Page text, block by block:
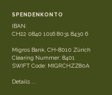
SPENDENKONTO
IBAN:
CH22 0840 1016 8031 8430 6
Migros Bank, CH-8010 Zürich
Clearing Nummer: 8401
SWIFT Code: MIGRCHZZ80A
Details ...